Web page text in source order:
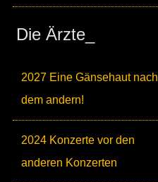
Die Ärzte_
2027 Eine Gänsehaut nach
dem andern!
2024 Konzerte vor den
anderen Konzerten